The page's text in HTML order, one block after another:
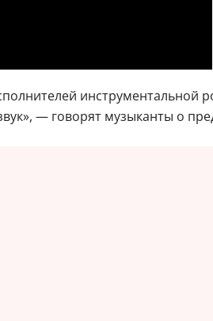
инструментальной
— говорят музыканты о